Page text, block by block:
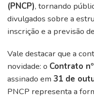
(PNCP), tornando
divulgados sobre a
inscrição e a previsão
Vale destacar que a
novidade: o Contrato
assinado em 31 de
PNCP representa a